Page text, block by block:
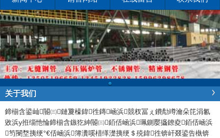
关于我们
鍗椾含鍙屾閽㈢鏈夐檺鍏徃鏄崡浜競杈冨ぇ鐨勪竴瀹朵笓涓氱
敓浜у拰缁忚惀鍗椾含鏃犵紳閽㈢銆佸崡浜珮鍘嬮攨鐐夌銆佸崡浜
笉閿堥挗绠°€佸崡浜簿瀵嗘棤缂濋挗绠＄殑鍏徃锛屽叕鍙告槸锛